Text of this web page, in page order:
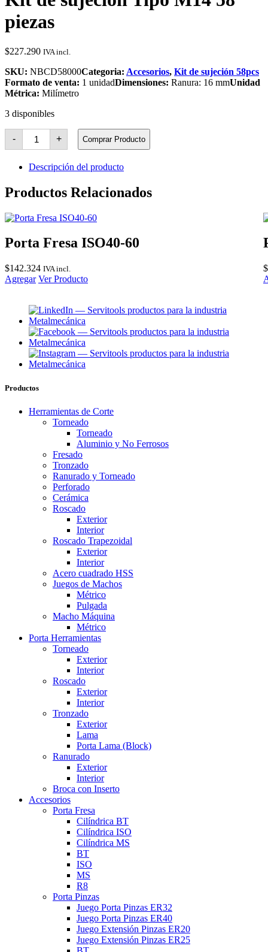
piezas
$227.290 IVA incl.
SKU: NBCD58000Categoria: Accesorios, Kit de sujeción 58pcs
Formato de venta: 1 unidadDimensiones: Ranura: 16 mmUnidad
Métrica: Milímetro
3 disponibles
-
Kit
sujeción
Tipo
M14
piezas
cantidad
+ Comprar Producto
Descripción del producto
Productos Relacionados
Porta Fresa ISO40-60
$142.324 IVA incl.
Agregar Ver Producto
$
Productos
Herramientas de Corte
Torneado
Torneado
Aluminio y No Ferrosos
Fresado
Tronzado
Ranurado y Torneado
Perforado
Cerámica
Roscado
Exterior
Interior
Roscado Trapezoidal
Exterior
Interior
Acero cuadrado HSS
Juegos de Machos
Métrico
Pulgada
Macho Máquina
Métrico
Porta Herramientas
Torneado
Exterior
Interior
Roscado
Exterior
Interior
Tronzado
Exterior
Lama
Porta Lama (Block)
Ranurado
Exterior
Interior
Broca con Inserto
Accesorios
Porta Fresa
Cilíndrica BT
Cilíndrica ISO
Cilíndrica MS
BT
ISO
MS
R8
Porta Pinzas
Juego Porta Pinzas ER32
Juego Porta Pinzas ER40
Juego Extensión Pinzas ER20
Juego Extensión Pinzas ER25